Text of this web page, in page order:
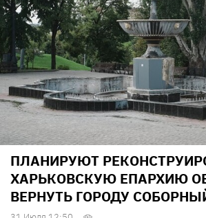
ПЛАНИРУЮТ
ХАРЬКОВСКУЮ ЕПАРХИЮ
ВЕРНУТЬ ГОРОДУ